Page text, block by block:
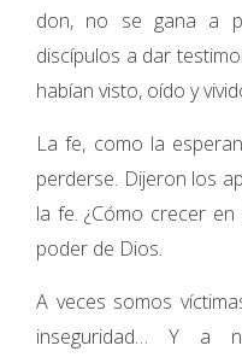
don, no se gana a
discípulos a dar
habían visto, oído y
La fe, como la
perderse. Dijeron los
la fe. ¿Cómo crecer
poder de Dios.
A veces somos
inseguridad… Y a